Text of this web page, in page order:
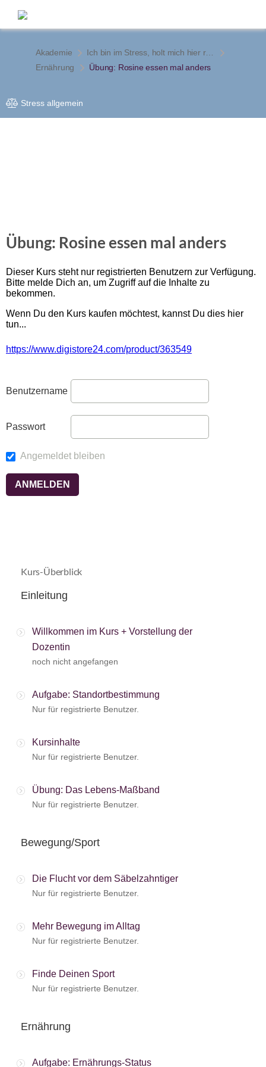
Akademie
Ich bin im Stress, holt mich hier raus! 4 1/2 Maßnahmen gegen den Stress des Alltagsdschungels
Ernährung
Übung: Rosine essen mal anders
Stress allgemein
Übung: Rosine essen mal anders
Dieser Kurs steht nur registrierten Benutzern zur Verfügung.
Bitte melde Dich an, um Zugriff auf die Inhalte zu
bekommen.
Wenn Du den Kurs kaufen möchtest, kannst Du dies hier
tun...
https://www.digistore24.com/product/363549
Benutzername
Passwort
Angemeldet bleiben
Kurs-Überblick
Einleitung
Willkommen im Kurs + Vorstellung der
Dozentin
noch nicht angefangen
Aufgabe: Standortbestimmung
Nur für registrierte Benutzer.
Kursinhalte
Nur für registrierte Benutzer.
Übung: Das Lebens-Maßband
Nur für registrierte Benutzer.
Bewegung/Sport
Die Flucht vor dem Säbelzahntiger
Nur für registrierte Benutzer.
Mehr Bewegung im Alltag
Nur für registrierte Benutzer.
Finde Deinen Sport
Nur für registrierte Benutzer.
Ernährung
Aufgabe: Ernährungs-Status